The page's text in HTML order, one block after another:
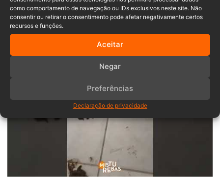
como comportamento de navegação ou IDs exclusivos neste site. Não
consentir ou retirar o consentimento pode afetar negativamente certos
recursos e funções.
Aceitar
Negar
Preferências
Declaração de privacidade
condições dignas aos animais sob os cuidados da
prefeitura de Indaial.
Confira o vídeo feito no local: